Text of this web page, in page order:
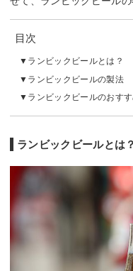
目次
ランビックビールとは？
ランビックビールの製法
ランビックビールのおす
ランビックビールとは？